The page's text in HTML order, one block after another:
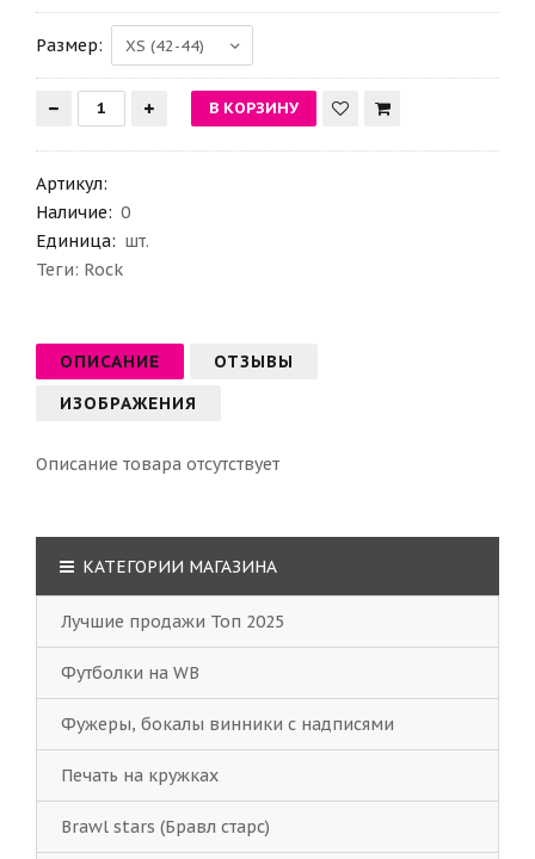
Размер:
Артикул:
Наличие: 0
Единица: шт.
Теги: Rock
ОПИСАНИЕ
ОТЗЫВЫ
ИЗОБРАЖЕНИЯ
Описание товара отсутствует
КАТЕГОРИИ МАГАЗИНА
Лучшие продажи Топ 2025
Футболки на WB
Фужеры, бокалы винники с надписями
Печать на кружках
Brawl stars (Бравл старс)